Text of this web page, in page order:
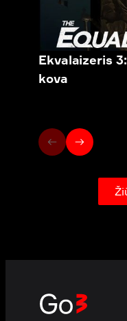
Ekvalaizeris
kova